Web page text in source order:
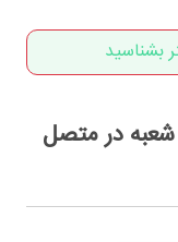
بشناسید
1 و 2، دو شعبه در متصل